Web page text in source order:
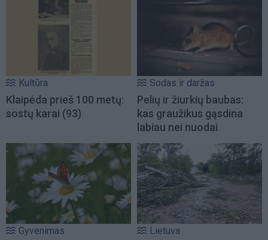
Kultūra
Klaipėda prieš 100 metų:
sostų karai (93)
Sodas ir daržas
Pelių ir žiurkių baubas:
kas graužikus gąsdina
labiau nei nuodai
Gyvenimas Lietuva